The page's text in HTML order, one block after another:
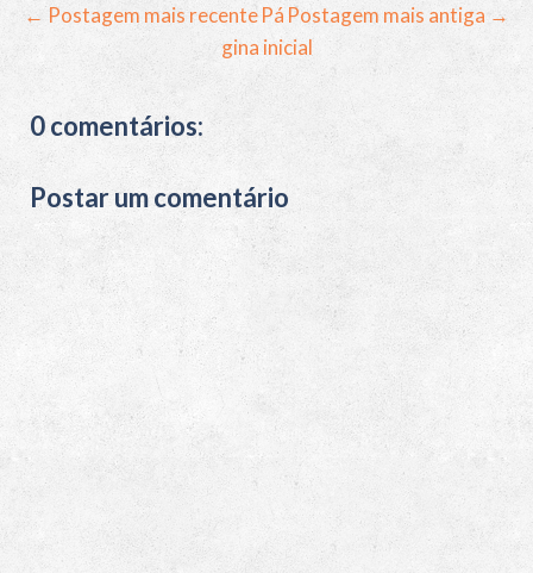
← Postagem mais recente Postagem mais antiga →
Pá
gina inicial
0 comentários:
Postar um comentário